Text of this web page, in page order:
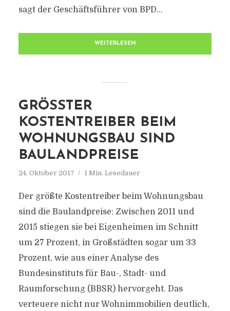
sagt der Geschäftsführer von BPD...
WEITERLESEN
GRÖSSTER K
OSTENTREIBER BEIM W
OHNUNGSBAU SIND B
AULANDPREISE
24. Oktober 2017 1 Min. Lesedauer
Der größte Kostentreiber beim Wohnungsbau
sind die Baulandpreise: Zwischen 2011 und
2015 stiegen sie bei Eigenheimen im Schnitt
um 27 Prozent, in Großstädten sogar um 33
Prozent, wie aus einer Analyse des
Bundesinstituts für Bau-, Stadt- und
Raumforschung (BBSR) hervorgeht. Das
verteuere nicht nur Wohnimmobilien deutlich,